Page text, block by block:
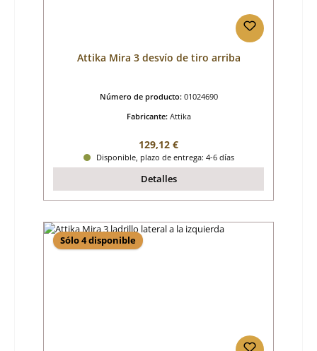
Attika Mira 3 desvío de tiro arriba
Número de producto: 01024690
Fabricante: Attika
Precio normal:
129,12 €
Disponible, plazo de entrega: 4-6 días
Detalles
Sólo 4 disponible